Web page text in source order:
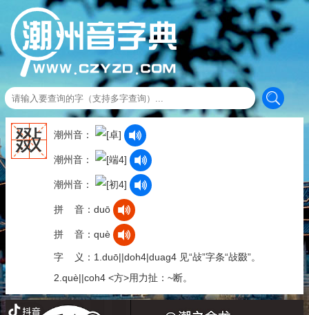
敠 潮州音：
潮州音：
潮州音：
拼 音：duō
拼 音：què
字 义：1.duō||doh4|duag4 见“敁”字条“敁敠”。
2.què||coh4 <方>用力扯：~断。